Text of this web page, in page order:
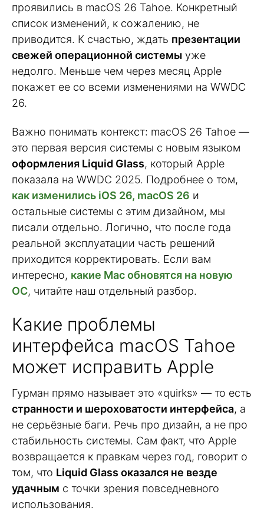
проявились в macOS 26 Tahoe. Конкретный
список изменений, к сожалению, не
приводится. К счастью, ждать презентации
свежей операционной системы уже
недолго. Меньше чем через месяц Apple
покажет ее со всеми изменениями на WWDC
26.
Важно понимать контекст: macOS 26 Tahoe —
это первая версия системы с новым языком
оформления Liquid Glass, который Apple
показала на WWDC 2025. Подробнее о том,
как изменились iOS 26, macOS 26 и
остальные системы с этим дизайном, мы
писали отдельно. Логично, что после года
реальной эксплуатации часть решений
приходится корректировать. Если вам
интересно, какие Mac обновятся на новую
ОС, читайте наш отдельный разбор.
Какие проблемы
интерфейса macOS Tahoe
может исправить Apple
Гурман прямо называет это «quirks» — то есть
странности и шероховатости интерфейса, а
не серьёзные баги. Речь про дизайн, а не про
стабильность системы. Сам факт, что Apple
возвращается к правкам через год, говорит о
том, что Liquid Glass оказался не везде
удачным с точки зрения повседневного
использования.